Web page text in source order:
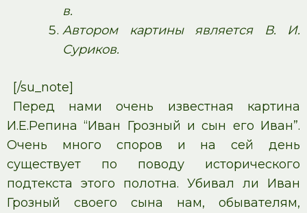
в.
Автором картины является В. И.
Суриков.
[/su_note]
Перед нами очень известная картина
И.Е.Репина “Иван Грозный и сын его Иван”.
Очень много споров и на сей день
существует по поводу исторического
подтекста этого полотна. Убивал ли Иван
Грозный своего сына нам, обывателям,